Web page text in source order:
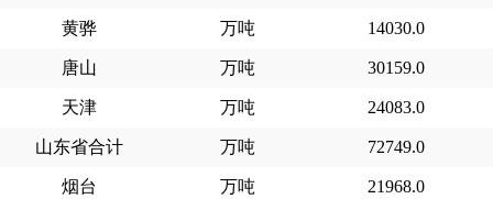
黄骅 万吨 14030.0
唐山 万吨 30159.0
天津 万吨 24083.0
山东省合计 万吨 72749.0
烟台 万吨 21968.0